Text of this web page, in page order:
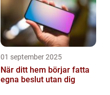
01 september 2025
När ditt hem börjar fatta
egna beslut utan dig